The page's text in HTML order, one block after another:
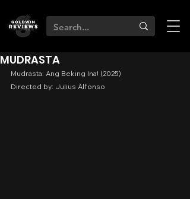
MUDRASTA
Mudrasta: Ang Beking Ina! (2025)
Directed by: Julius Alfonso